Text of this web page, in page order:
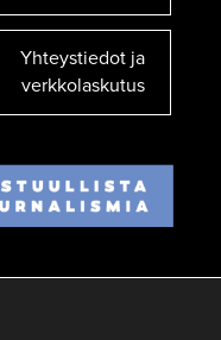
Yhteystiedot ja
verkkolaskutus